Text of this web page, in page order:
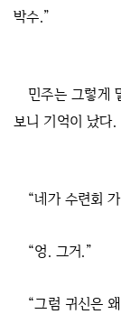
박수.”
민주는 그렇게
보니 기억이 났다.
“네가 수련회
“엉. 그거.”
“그럼 귀신은